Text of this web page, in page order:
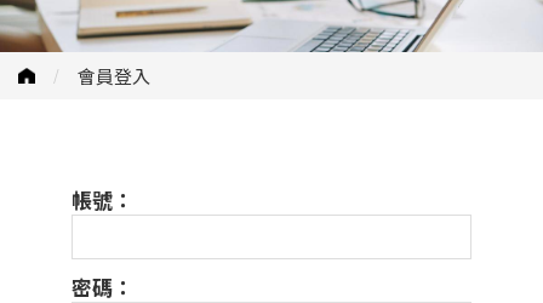
會員登入
帳號：
密碼：